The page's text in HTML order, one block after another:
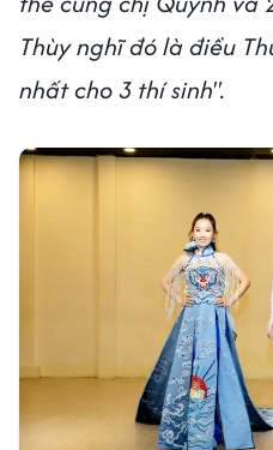
Thùy nghĩ đó là điều
nhất cho 3 thí sinh".